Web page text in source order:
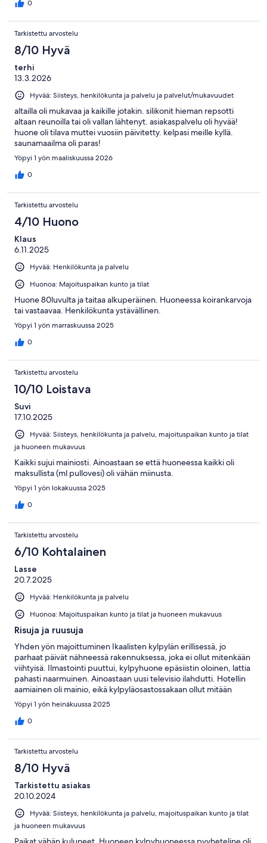
0
Tarkistettu arvostelu
8/10 Hyvä
terhi
13.3.2026
Hyvää: Siisteys, henkilökunta ja palvelu ja palvelut/mukavuudet
altailla oli mukavaa ja kaikille jotakin. silikonit hieman repsotti
altaan reunoilla tai oli vallan lähtenyt. asiakaspalvelu oli hyvää!
huone oli tilava muttei vuosiin päivitetty. kelpasi meille kyllä.
saunamaailma oli paras!
Yöpyi 1 yön maaliskuussa 2026
0
Tarkistettu arvostelu
4/10 Huono
Klaus
6.11.2025
Hyvää: Henkilökunta ja palvelu
Huonoa: Majoituspaikan kunto ja tilat
Huone 80luvulta ja taitaa alkuperäinen. Huoneessa koirankarvoja
tai vastaavaa. Henkilökunta ystävällinen.
Yöpyi 1 yön marraskuussa 2025
0
Tarkistettu arvostelu
10/10 Loistava
Suvi
17.10.2025
Hyvää: Siisteys, henkilökunta ja palvelu, majoituspaikan kunto ja tilat
ja huoneen mukavuus
Kaikki sujui mainiosti. Ainoastaan se että huoneessa kaikki oli
maksullista (ml pullovesi) oli vähän miinusta.
Yöpyi 1 yön lokakuussa 2025
0
Tarkistettu arvostelu
6/10 Kohtalainen
Lasse
20.7.2025
Hyvää: Henkilökunta ja palvelu
Huonoa: Majoituspaikan kunto ja tilat ja huoneen mukavuus
Risuja ja ruusuja
Yhden yön majoittuminen Ikaalisten kylpylän erillisessä, jo
parhaat päivät nähneessä rakennuksessa, joka ei ollut mitenkään
viihtyisä. Ilmastointi puuttui, kylpyhuone epäsiistin oloinen, lattia
pahasti naarmuinen. Ainoastaan uusi televisio ilahdutti. Hotellin
aamiainen oli mainio, eikä kylpyläosastossakaan ollut mitään
moitittavaa.
Yöpyi 1 yön heinäkuussa 2025
0
Tarkistettu arvostelu
8/10 Hyvä
Tarkistettu asiakas
20.10.2024
Hyvää: Siisteys, henkilökunta ja palvelu, majoituspaikan kunto ja tilat
ja huoneen mukavuus